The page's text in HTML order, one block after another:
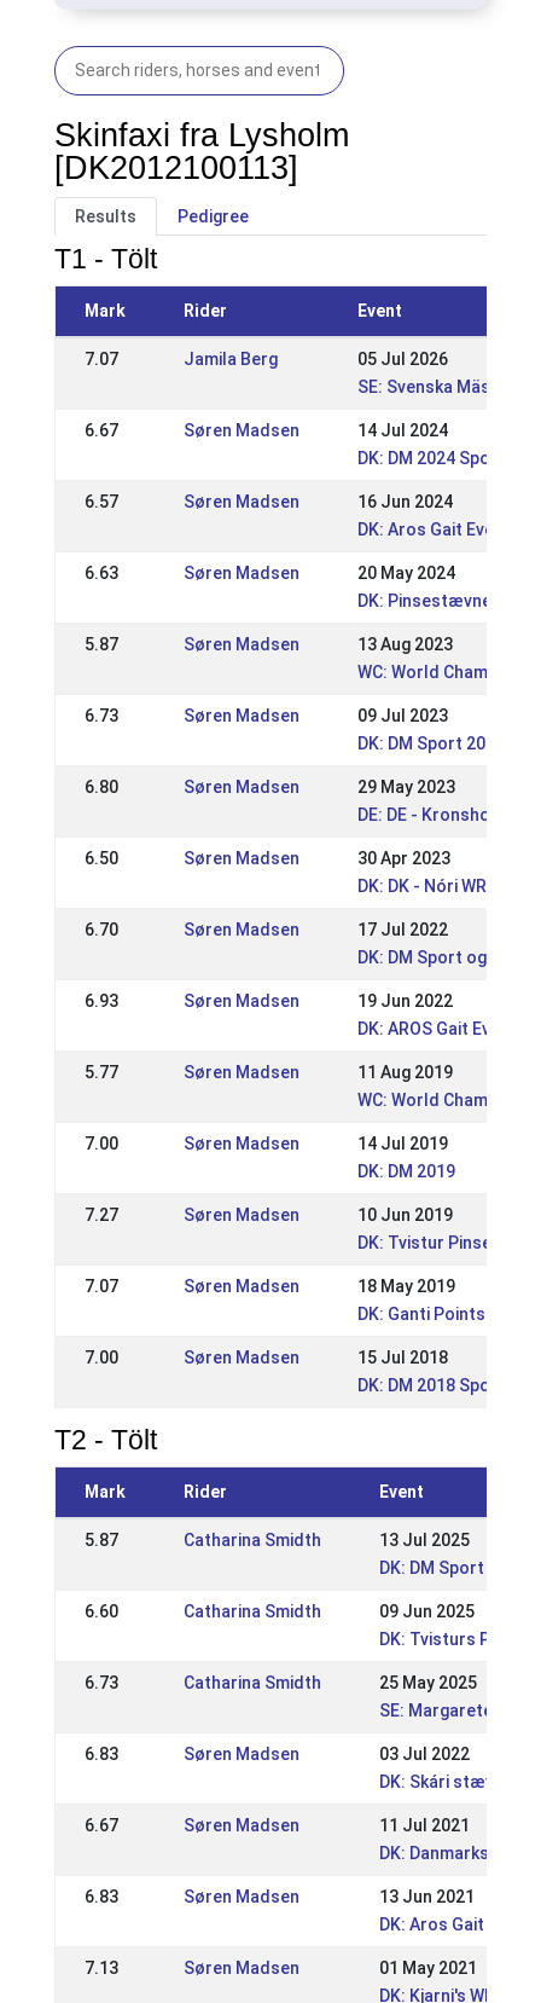
Skinfaxi fra Lysholm
[DK2012100113]
Results Pedigree
T1 - Tölt
Mark Rider Event
7.07 Jamila Berg
05 Jul 2026
SE: Svenska
6.67 Søren Madsen
14 Jul 2024
DK: DM 2024 Sport og
6.57 Søren Madsen
16 Jun 2024
DK: Aros Gait Event
6.63 Søren Madsen
20 May 2024
DK: Pinsestævnet -
5.87 Søren Madsen
13 Aug 2023
WC: World
6.73 Søren Madsen
09 Jul 2023
DK: DM Sport 2023
6.80 Søren Madsen
29 May 2023
DE: DE - Kronshof
6.50 Søren Madsen
30 Apr 2023
DK: DK - Nóri WRL /
6.70 Søren Madsen
17 Jul 2022
DK: DM Sport og
6.93 Søren Madsen
19 Jun 2022
DK: AROS Gait Event
5.77 Søren Madsen
11 Aug 2019
WC: World
7.00 Søren Madsen
14 Jul 2019
DK: DM 2019
7.27 Søren Madsen
10 Jun 2019
DK: Tvistur
7.07 Søren Madsen
18 May 2019
DK: Ganti Pointstævne
7.00 Søren Madsen
15 Jul 2018
DK: DM 2018 Sport og
T2 - Tölt
Mark Rider Event
5.87 Catharina Smidth
13 Jul 2025
DK: DM Sport 2025
6.60 Catharina Smidth
09 Jun 2025
DK: Tvisturs
6.73 Catharina Smidth
25 May 2025
SE: Margaretehof
6.83 Søren Madsen
03 Jul 2022
DK: Skári stævne
6.67 Søren Madsen
11 Jul 2021
DK:
6.83 Søren Madsen
13 Jun 2021
DK: Aros Gait Event
7.13 Søren Madsen
01 May 2021
DK: Kjarni's WRL /